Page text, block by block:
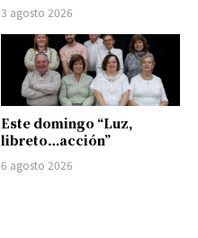
3 agosto 2026
Este domingo “Luz,
libreto…acción”
6 agosto 2026